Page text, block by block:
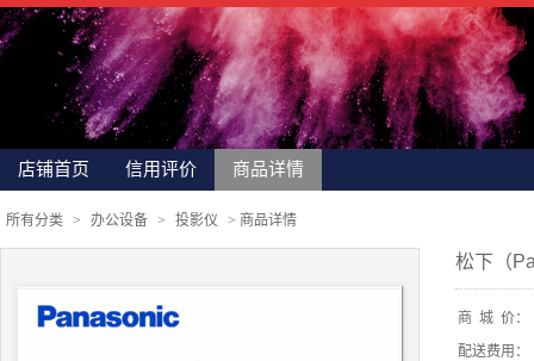
店铺首页 信用评价 商品详情
所有分类 > 办公设备 > 投影仪 > 商品详情
松下（
商 城 价：
配送费用：